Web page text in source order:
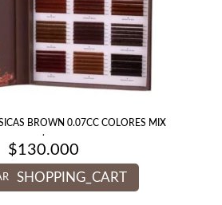
BROWN 0.07CC COLORES MIX
.
$130.000
SHOPPING_CART